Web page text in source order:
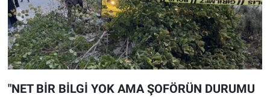
"NET BİR BİLGİ YOK AMA ŞOFÖRÜN DURUMU